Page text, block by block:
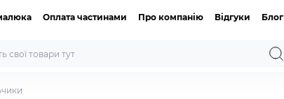
Оплата частинами Про компанію Відгуки Блог